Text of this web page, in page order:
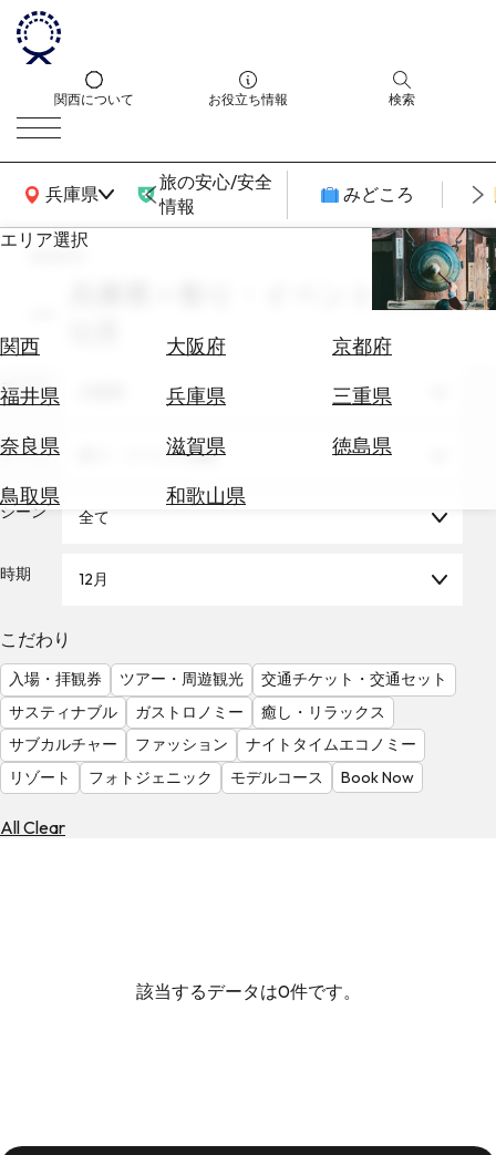
関西について お役立ち情報 検索
兵庫県
関西広域MAP
旅の安心/安全
情報
みどころ
エリア選択
関西 大阪府
京都府
福井県
兵庫県
三重県
奈良県
滋賀県
徳島県
鳥取県
和歌山県
エ
券
テ
を
る
気
を
見
る
search
兵庫県 × 祭り・イベント体験 ×
エリア
テーマ 祭り・イベント体験
シーン 全て
時期 12月
こだわり
入場・拝観券 ツアー・周遊観光
交通チケット・交通セット
サスティナブル
ガストロノミー
癒し・リラックス
サブカルチャー
ファッション
ナイトタイムエコノミー
リゾート
フォトジェニック モデルコース Book Now
All Clear
該当するデータは0件です。